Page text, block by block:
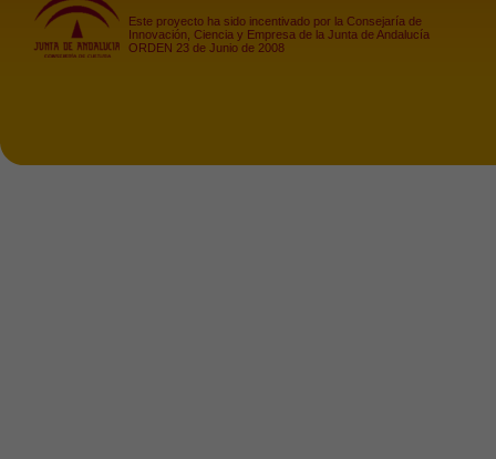
Este proyecto ha sido incentivado por la Consejaría de
Innovación, Ciencia y Empresa de la Junta de Andalucía
ORDEN 23 de Junio de 2008